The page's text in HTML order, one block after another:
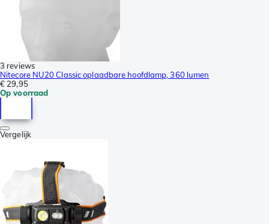
3 reviews
Nitecore NU20 Classic oplaadbare hoofdlamp, 360 lumen
€ 29,95
Op voorraad
Vergelijk